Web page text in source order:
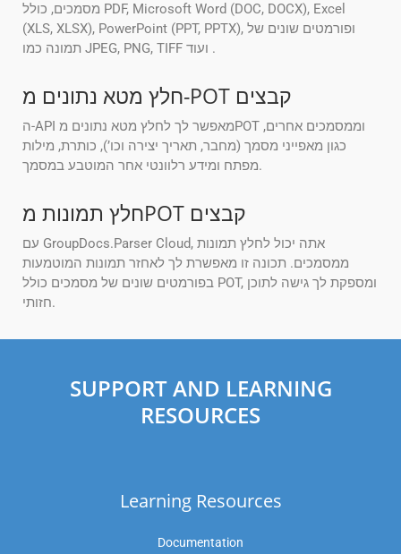
מסמכים, כולל PDF, Microsoft Word (DOC, DOCX), Excel
(XLS, XLSX), PowerPoint (PPT, PPTX), ופורמטים שונים של
תמונה כמו JPEG, PNG, TIFF ועוד .
חלץ מטא נתונים מ-POT קבצים
ה-API מאפשר לך לחלץ מטא נתונים מPOT וממסמכים אחרים,
כגון מאפייני מסמך (מחבר, תאריך יצירה וכו’), כותרת, מילות
מפתח ומידע רלוונטי אחר המוטבע במסמך.
חלץ תמונות מPOT קבצים
עם GroupDocs.Parser Cloud, אתה יכול לחלץ תמונות
ממסמכים. תכונה זו מאפשרת לך לאחזר תמונות המוטמעות
בפורמטים שונים של מסמכים כולל POT, ומספקת לך גישה לתוכן
חזותי.
SUPPORT AND LEARNING
RESOURCES
Learning Resources
Documentation